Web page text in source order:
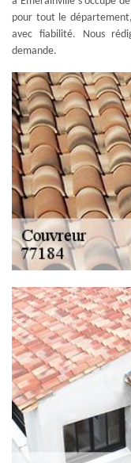
pour tout le
avec fiabilité. Nous
demande.